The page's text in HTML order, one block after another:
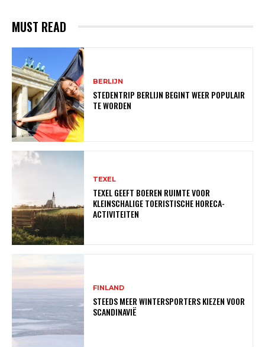
MUST READ
BERLIJN
STEDENTRIP BERLIJN BEGINT WEER POPULAIR
TE WORDEN
TEXEL
TEXEL GEEFT BOEREN RUIMTE VOOR
KLEINSCHALIGE TOERISTISCHE HORECA-
ACTIVITEITEN
FINLAND
STEEDS MEER WINTERSPORTERS KIEZEN VOOR
SCANDINAVIË